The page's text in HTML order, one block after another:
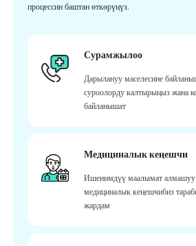
процессин баштан өткөрүңүз.
Сурамжылоо
Дарылануу маселесине
суроолорду калтырыңыз жана
байланышат
Медициналык кеңешчи
Ишенимдүү маалымат алмашуу
медициналык кеңешчибиз
жардам